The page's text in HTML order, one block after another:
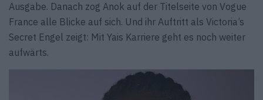
Ausgabe. Danach zog Anok auf der Titelseite von Vogue
France alle Blicke auf sich. Und ihr Auftritt als Victoria’s
Secret Engel zeigt: Mit Yais Karriere geht es noch weiter
aufwärts.